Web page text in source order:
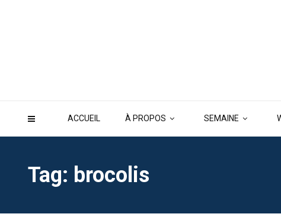
ACCUEIL À PROPOS SEMAINE
Tag: brocolis